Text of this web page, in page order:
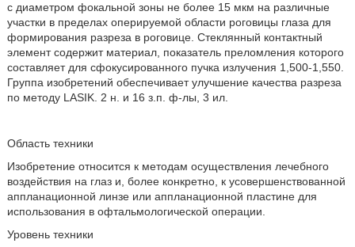
с диаметром фокальной зоны не более 15 мкм на различные
участки в пределах оперируемой области роговицы глаза для
формирования разреза в роговице. Стеклянный контактный
элемент содержит материал, показатель преломления которого
составляет для сфокусированного пучка излучения 1,500-1,550.
Группа изобретений обеспечивает улучшение качества разреза
по методу LASIK. 2 н. и 16 з.п. ф-лы, 3 ил.
Область техники
Изобретение относится к методам осуществления лечебного
воздействия на глаз и, более конкретно, к усовершенствованной
аппланационной линзе или аппланационной пластине для
использования в офтальмологической операции.
Уровень техники